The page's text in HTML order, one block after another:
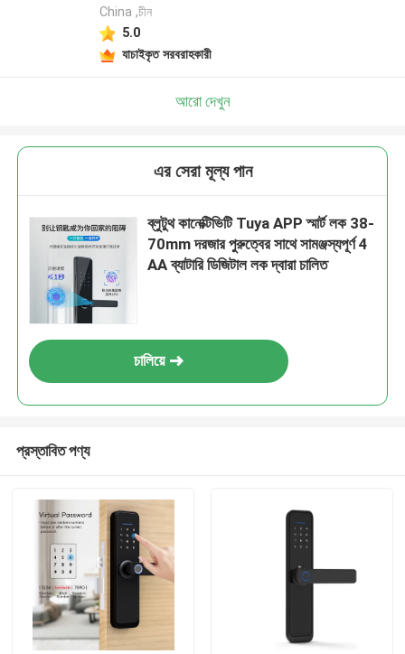
China ,চীন
5.0
যাচাইকৃত সরবরাহকারী
আরো দেখুন
এর সেরা মূল্য পান
ব্লুটুথ কানেক্টিভিটি Tuya APP স্মার্ট লক 38-
70mm দরজার পুরুত্বের সাথে সামঞ্জস্যপূর্ণ 4
AA ব্যাটারি ডিজিটাল লক দ্বারা চালিত
চালিয়ে
প্রস্তাবিত পণ্য